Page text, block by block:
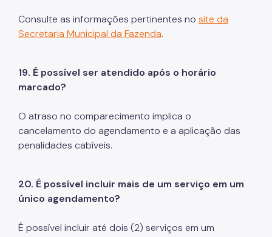
Consulte as informações pertinentes no site da
Secretaria Municipal da Fazenda.
19. É possível ser atendido após o horário
marcado?
O atraso no comparecimento implica o
cancelamento do agendamento e a aplicação das
penalidades cabíveis.
20. É possível incluir mais de um serviço em um
único agendamento?
É possível incluir até dois (2) serviços em um